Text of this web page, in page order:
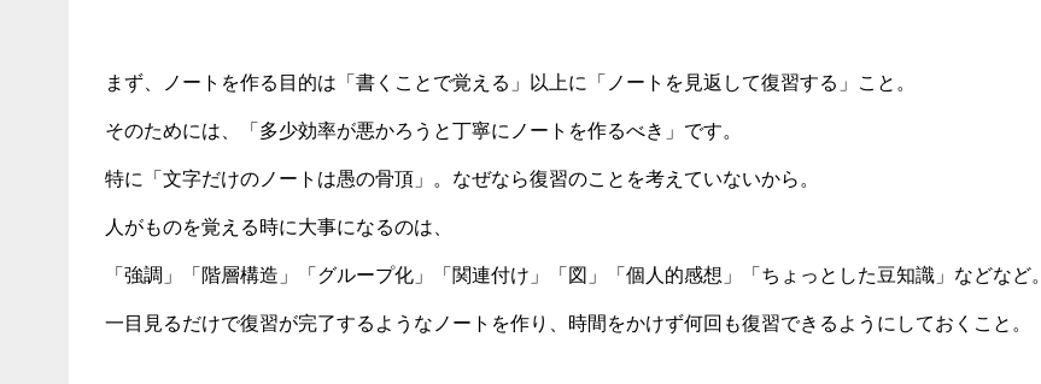
まず、ノートを作る目的は「書くことで覚える」以上に「ノートを見返して復習する」こと。
そのためには、「多少効率が悪かろうと丁寧にノートを作るべき」です。
特に「文字だけのノートは愚の骨頂」。なぜなら復習のことを考えていないから。
人がものを覚える時に大事になるのは、
「強調」「階層構造」「グループ化」「関連付け」「図」「個人的感想」「ちょっとした豆知識」などなど。
一目見るだけで復習が完了するようなノートを作り、時間をかけず何回も復習できるようにしておくこと。